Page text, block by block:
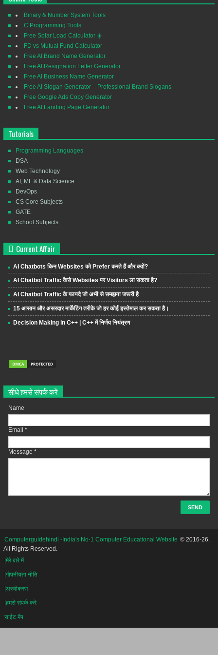
Binary & Number System Tools
C Programming Tools
Free Solar Load Calculator ☀️
FD vs Mutual Fund Calculator
Free AI Brand Name Generator
Free AI Resignation Letter Generator
Free AI Business Name Generator
Free AI Slogan Generator – Professional Brand Slogans
Free Google Ads Copy Generator
Free AI Landing Page Generator
Tutorials
Programming Languages
DSA
Web Technology
AI, ML & Data Science
DevOps
CS Core Subjects
GATE
School Subjects
Current Affair
AI Chatbots किन Websites को Prefer करते हैं और क्यों?
AI Chatbot Traffic कैसे Websites पर Visitors ला सकता है?
AI Chatbot Traffic के फायदे जो अभी से समझना जरूरी है
15 आसान और असरदार मार्केटिंग तरीके जो हर कोई इस्तेमाल कर सकता है।
Decision Making in C++ | C++ में निर्णय नियंत्रण
सीधे हमसे संपर्क करें
Name
Email *
Message *
Computerguidehindi -India's No-1 Computer Educational Website © 2016-26.
All Rights Reserved.
|मेरे बारे में
|गोपनीयता नीति
|अस्वीकरण
|हमसे संपर्क करे
साईट मैप